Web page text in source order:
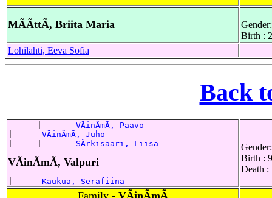
MÃÃttÃ, Briita Maria
Birth :
Lohilahti, Eeva Sofia
Back
      |-------
VÃinÃmÃ, Paavo
|------VÃinÃmÃ, Juho
|     |------- SÃrkisaari, Liisa
VÃinÃmÃ, Valpuri
|------Kaukua, Serafiina
Birth :
Death :